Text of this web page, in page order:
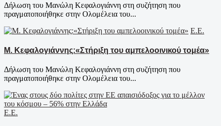
Δήλωση του Μανώλη Κεφαλογιάννη στη συζήτηση που
πραγματοποιήθηκε στην Ολομέλεια του...
Ε.Ε.
Μ. Κεφαλογιάννης:«Στήριξη του αμπελοοινικού τομέα»
Δήλωση του Μανώλη Κεφαλογιάννη στη συζήτηση που
πραγματοποιήθηκε στην Ολομέλεια του...
Ε.Ε.